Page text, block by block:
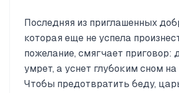
Последняя из приглашенных
которая еще не успела
пожелание, смягчает приговор:
умрет, а уснет глубоким сном на
Чтобы предотвратить беду,